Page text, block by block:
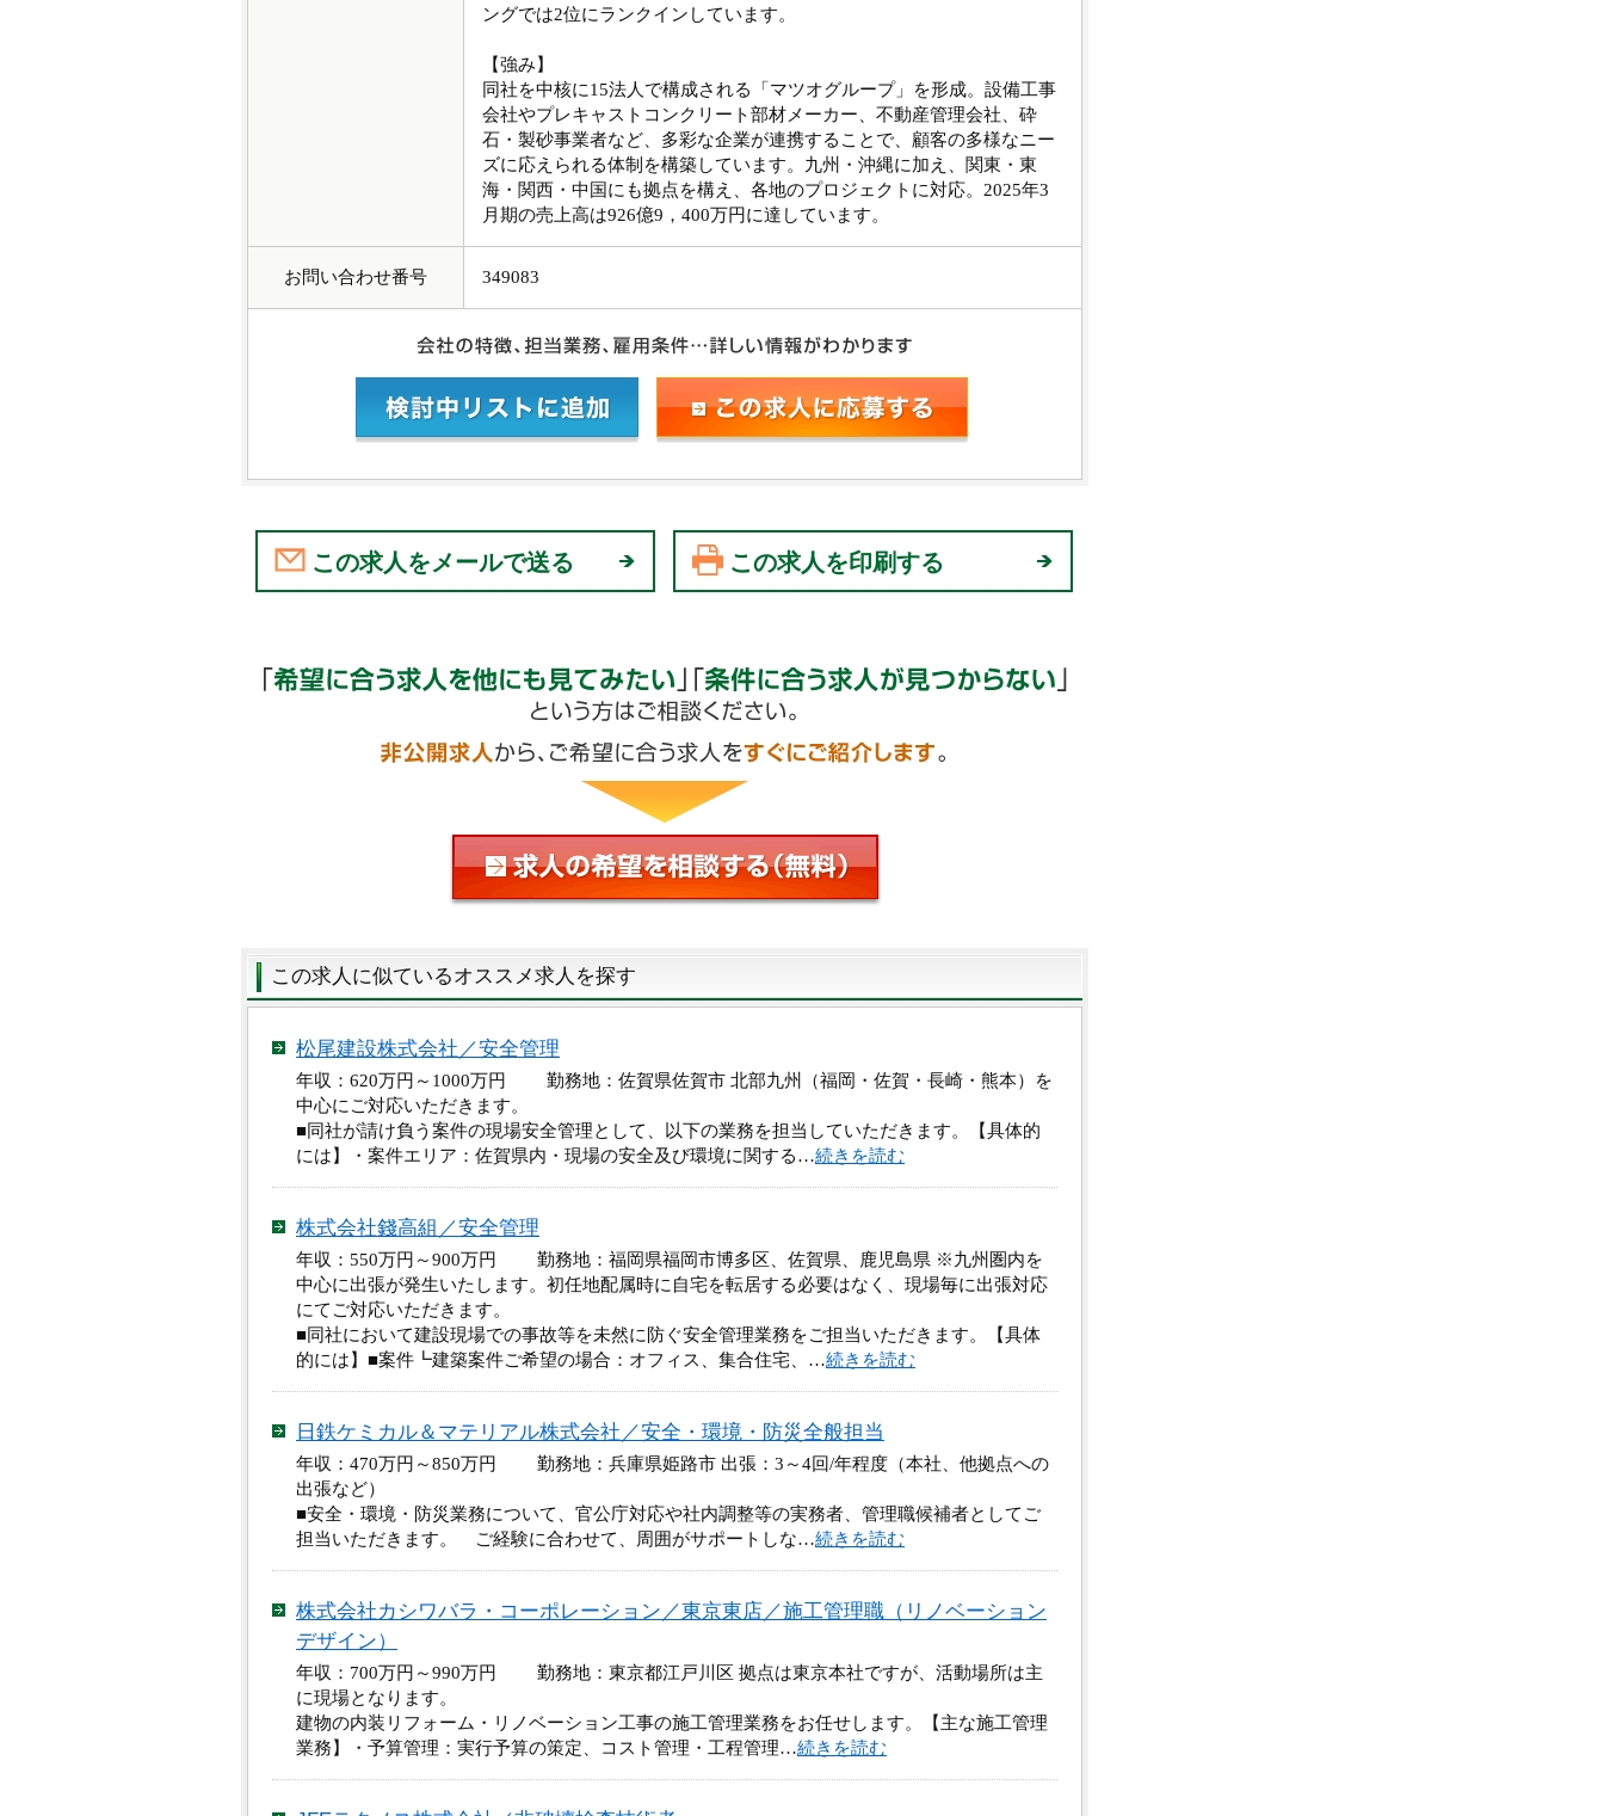
ングでは2位にランクインしています。
【強み】
同社を中核に15法人で構成される「マツオグループ」を形成。設備工事
会社やプレキャストコンクリート部材メーカー、不動産管理会社、砕
石・製砂事業者など、多彩な企業が連携することで、顧客の多様なニー
ズに応えられる体制を構築しています。九州・沖縄に加え、関東・東
海・関西・中国にも拠点を構え、各地のプロジェクトに対応。2025年3
月期の売上高は926億9，400万円に達しています。
お問い合わせ番号 349083
この求人をメールで送る この求人を印刷する
この求人に似ているオススメ求人を探す
松尾建設株式会社／安全管理
年収：620万円～1000万円 勤務地：佐賀県佐賀市 北部九州（福岡・佐賀・長崎・熊本）を
中心にご対応いただきます。
■同社が請け負う案件の現場安全管理として、以下の業務を担当していただきます。【具体的
には】・案件エリア：佐賀県内・現場の安全及び環境に関する…続きを読む
株式会社錢高組／安全管理
年収：550万円～900万円 勤務地：福岡県福岡市博多区、佐賀県、鹿児島県 ※九州圏内を
中心に出張が発生いたします。初任地配属時に自宅を転居する必要はなく、現場毎に出張対応
にてご対応いただきます。
■同社において建設現場での事故等を未然に防ぐ安全管理業務をご担当いただきます。【具体
的には】■案件┗建築案件ご希望の場合：オフィス、集合住宅、…続きを読む
日鉄ケミカル＆マテリアル株式会社／安全・環境・防災全般担当
年収：470万円～850万円 勤務地：兵庫県姫路市 出張：3～4回/年程度（本社、他拠点への
出張など）
■安全・環境・防災業務について、官公庁対応や社内調整等の実務者、管理職候補者としてご
担当いただきます。 ご経験に合わせて、周囲がサポートしな…続きを読む
株式会社カシワバラ・コーポレーション／東京東店／施工管理職（リノベーション
デザイン）
年収：700万円～990万円 勤務地：東京都江戸川区 拠点は東京本社ですが、活動場所は主
に現場となります。
建物の内装リフォーム・リノベーション工事の施工管理業務をお任せします。【主な施工管理
業務】・予算管理：実行予算の策定、コスト管理・工程管理…続きを読む